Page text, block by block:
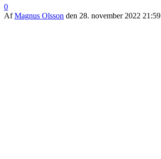
0
AfMagnus Olsson den 28. november 2022 21:59